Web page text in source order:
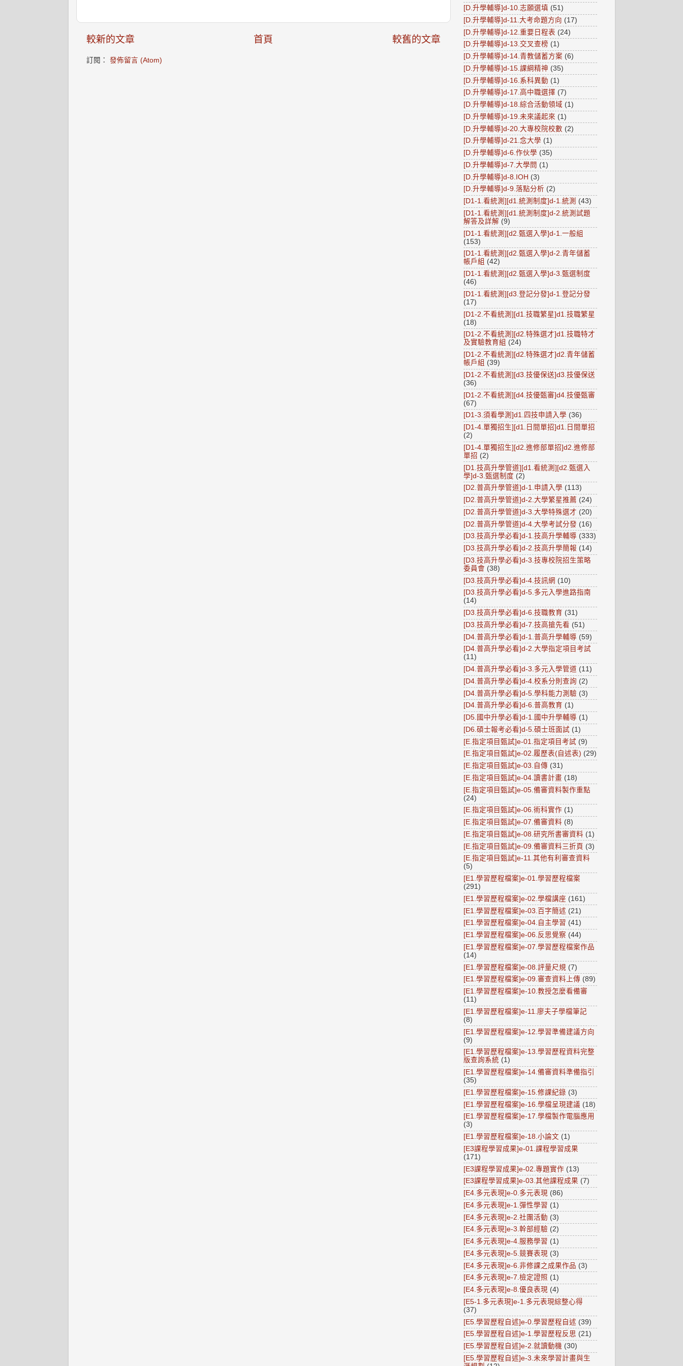
較新的文章 較舊的文章
首頁
訂閱： 發佈留言 (Atom)
[D.升學輔導]d-10.志願選填 (51)
[D.升學輔導]d-11.大考命題方向 (17)
[D.升學輔導]d-12.重要日程表 (24)
[D.升學輔導]d-13.交叉查榜 (1)
[D.升學輔導]d-14.青教儲蓄方案 (6)
[D.升學輔導]d-15.課綱精神 (35)
[D.升學輔導]d-16.系科異動 (1)
[D.升學輔導]d-17.高中職選擇 (7)
[D.升學輔導]d-18.綜合活動領域 (1)
[D.升學輔導]d-19.未來議起來 (1)
[D.升學輔導]d-20.大專校院校數 (2)
[D.升學輔導]d-21.念大學 (1)
[D.升學輔導]d-6.作伙學 (35)
[D.升學輔導]d-7.大學問 (1)
[D.升學輔導]d-8.IOH (3)
[D.升學輔導]d-9.落點分析 (2)
[D1-1.看統測][d1.統測制度]d-1.統測 (43)
[D1-1.看統測][d1.統測制度]d-2.統測試題
解答及詳解 (9)
[D1-1.看統測][d2.甄選入學]d-1.一般組
(153)
[D1-1.看統測][d2.甄選入學]d-2.青年儲蓄
帳戶組 (42)
[D1-1.看統測][d2.甄選入學]d-3.甄選制度
(46)
[D1-1.看統測][d3.登記分發]d-1.登記分發
(17)
[D1-2.不看統測][d1.技職繁星]d1.技職繁星
(18)
[D1-2.不看統測][d2.特殊選才]d1.技職特才
及實驗教育組 (24)
[D1-2.不看統測][d2.特殊選才]d2.青年儲蓄
帳戶組 (39)
[D1-2.不看統測][d3.技優保送]d3.技優保送
(36)
[D1-2.不看統測][d4.技優甄審]d4.技優甄審
(67)
[D1-3.須看學測]d1.四技申請入學 (36)
[D1-4.單獨招生][d1.日間單招]d1.日間單招
(2)
[D1-4.單獨招生][d2.進修部單招]d2.進修部
單招 (2)
[D1.技高升學管道][d1.看統測][d2.甄選入
學]d-3.甄選制度 (2)
[D2.普高升學管道]d-1.申請入學 (113)
[D2.普高升學管道]d-2.大學繁星推薦 (24)
[D2.普高升學管道]d-3.大學特殊選才 (20)
[D2.普高升學管道]d-4.大學考試分發 (16)
[D3.技高升學必看]d-1.技高升學輔導 (333)
[D3.技高升學必看]d-2.技高升學簡報 (14)
[D3.技高升學必看]d-3.技專校院招生策略
委員會 (38)
[D3.技高升學必看]d-4.技訊網 (10)
[D3.技高升學必看]d-5.多元入學進路指南
(14)
[D3.技高升學必看]d-6.技職教育 (31)
[D3.技高升學必看]d-7.技高搶先看 (51)
[D4.普高升學必看]d-1.普高升學輔導 (59)
[D4.普高升學必看]d-2.大學指定項目考試
(11)
[D4.普高升學必看]d-3.多元入學管道 (11)
[D4.普高升學必看]d-4.校系分則查詢 (2)
[D4.普高升學必看]d-5.學科能力測驗 (3)
[D4.普高升學必看]d-6.普高教育 (1)
[D5.國中升學必看]d-1.國中升學輔導 (1)
[D6.碩士報考必看]d-5.碩士班面試 (1)
[E.指定項目甄試]e-01.指定項目考試 (9)
[E.指定項目甄試]e-02.履歷表(自述表) (29)
[E.指定項目甄試]e-03.自傳 (31)
[E.指定項目甄試]e-04.讀書計畫 (18)
[E.指定項目甄試]e-05.備審資料製作重點
(24)
[E.指定項目甄試]e-06.術科實作 (1)
[E.指定項目甄試]e-07.備審資料 (8)
[E.指定項目甄試]e-08.研究所書審資料 (1)
[E.指定項目甄試]e-09.備審資料三折頁 (3)
[E.指定項目甄試]e-11.其他有利審查資料
(5)
[E1.學習歷程檔案]e-01.學習歷程檔案
(291)
[E1.學習歷程檔案]e-02.學檔講座 (161)
[E1.學習歷程檔案]e-03.百字簡述 (21)
[E1.學習歷程檔案]e-04.自主學習 (41)
[E1.學習歷程檔案]e-06.反思覺察 (44)
[E1.學習歷程檔案]e-07.學習歷程檔案作品
(14)
[E1.學習歷程檔案]e-08.評量尺規 (7)
[E1.學習歷程檔案]e-09.審查資料上傳 (89)
[E1.學習歷程檔案]e-10.教授怎麼看備審
(11)
[E1.學習歷程檔案]e-11.廖夫子學檔筆記
(8)
[E1.學習歷程檔案]e-12.學習準備建議方向
(9)
[E1.學習歷程檔案]e-13.學習歷程資料完整
版查詢系統 (1)
[E1.學習歷程檔案]e-14.備審資料準備指引
(35)
[E1.學習歷程檔案]e-15.修課紀錄 (3)
[E1.學習歷程檔案]e-16.學檔呈現建議 (18)
[E1.學習歷程檔案]e-17.學檔製作電腦應用
(3)
[E1.學習歷程檔案]e-18.小論文 (1)
[E3課程學習成果]e-01.課程學習成果
(171)
[E3課程學習成果]e-02.專題實作 (13)
[E3課程學習成果]e-03.其他課程成果 (7)
[E4.多元表現]e-0.多元表現 (86)
[E4.多元表現]e-1.彈性學習 (1)
[E4.多元表現]e-2.社團活動 (3)
[E4.多元表現]e-3.幹部經驗 (2)
[E4.多元表現]e-4.服務學習 (1)
[E4.多元表現]e-5.競賽表現 (3)
[E4.多元表現]e-6.非修課之成果作品 (3)
[E4.多元表現]e-7.檢定證照 (1)
[E4.多元表現]e-8.優良表現 (4)
[E5-1.多元表現]e-1.多元表現綜整心得
(37)
[E5.學習歷程自述]e-0.學習歷程自述 (39)
[E5.學習歷程自述]e-1.學習歷程反思 (21)
[E5.學習歷程自述]e-2.就讀動機 (30)
[E5.學習歷程自述]e-3.未來學習計畫與生